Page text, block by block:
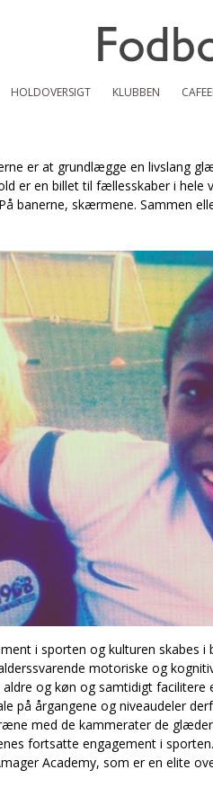
HOLDOVERSIGT KLUBBEN
er at grundlægge en livslang
er en billet til fællesskaber i hele
banerne, skærmene. Sammen
i sporten og kulturen
motoriske og
og køn og samtidigt facilitere
på årgangene og niveaudeler
med de kammerater de
fortsatte engagement i
Academy, som er en elite